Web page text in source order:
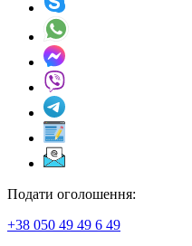
Подати оголошення:
+38 050 49 49 6 49